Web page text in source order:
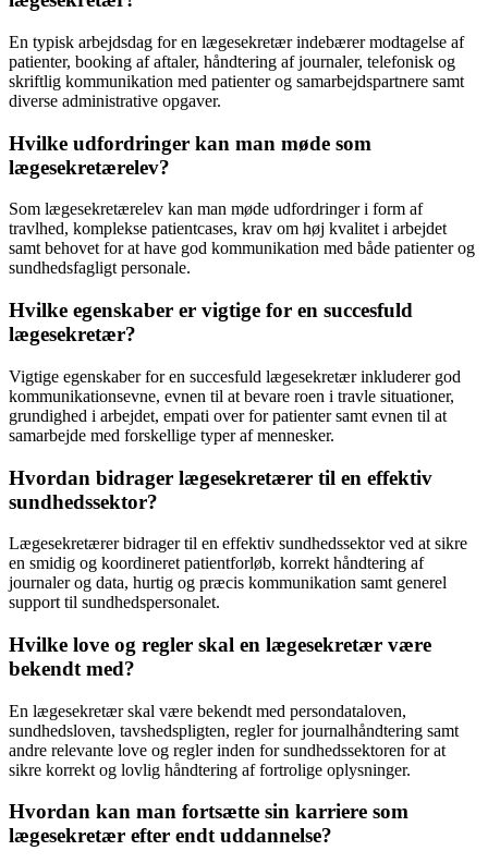
En typisk arbejdsdag for en lægesekretær indebærer modtagelse af
patienter, booking af aftaler, håndtering af journaler, telefonisk og
skriftlig kommunikation med patienter og samarbejdspartnere samt
diverse administrative opgaver.
Hvilke udfordringer kan man møde som
lægesekretærelev?
Som lægesekretærelev kan man møde udfordringer i form af
travlhed, komplekse patientcases, krav om høj kvalitet i arbejdet
samt behovet for at have god kommunikation med både patienter og
sundhedsfagligt personale.
Hvilke egenskaber er vigtige for en succesfuld
lægesekretær?
Vigtige egenskaber for en succesfuld lægesekretær inkluderer god
kommunikationsevne, evnen til at bevare roen i travle situationer,
grundighed i arbejdet, empati over for patienter samt evnen til at
samarbejde med forskellige typer af mennesker.
Hvordan bidrager lægesekretærer til en effektiv
sundhedssektor?
Lægesekretærer bidrager til en effektiv sundhedssektor ved at sikre
en smidig og koordineret patientforløb, korrekt håndtering af
journaler og data, hurtig og præcis kommunikation samt generel
support til sundhedspersonalet.
Hvilke love og regler skal en lægesekretær være
bekendt med?
En lægesekretær skal være bekendt med persondataloven,
sundhedsloven, tavshedspligten, regler for journalhåndtering samt
andre relevante love og regler inden for sundhedssektoren for at
sikre korrekt og lovlig håndtering af fortrolige oplysninger.
Hvordan kan man fortsætte sin karriere som
lægesekretær efter endt uddannelse?